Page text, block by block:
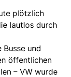
plötzlich
lautlos durch
und
öffentlichen
– VW wurde